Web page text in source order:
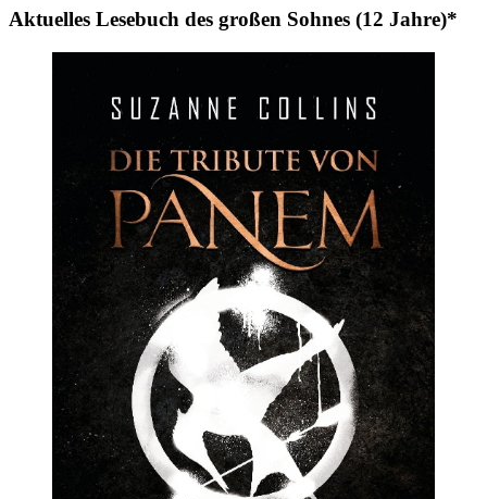
Aktuelles Lesebuch des großen Sohnes (12 Jahre)*